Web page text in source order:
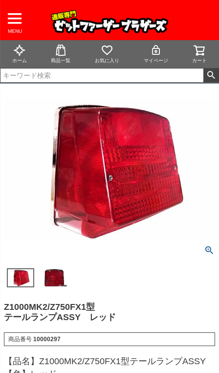
MENU
ホーム 商品一覧 お気に入り マイページ カート
Z1000MK2/Z750FX1型
テールランプASSY レッド
商品番号 10000297
【品名】Z1000MK2/Z750FX1型テールランプASSY